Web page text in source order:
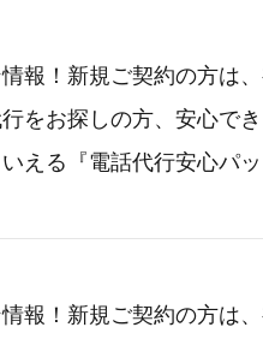
報！新規ご契約の方は
をお探しの方、安心で
える『電話代行安心パ
報！新規ご契約の方は